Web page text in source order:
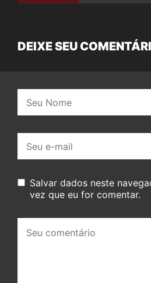
DEIXE SEU
mail:
Salvar dados neste
vez que eu for comentar.
comentário: